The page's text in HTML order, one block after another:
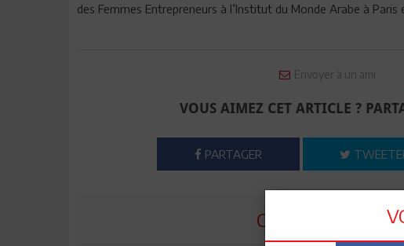
des Femmes Entrepreneurs à l’Institut du Monde Arabe à Paris
Envoyer à un ami
VOUS AIMEZ CET ARTICLE ?
PARTAGER
COMMENTER